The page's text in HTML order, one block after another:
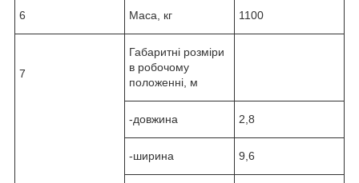
6 Маса, кг 1100
7
Габаритні розміри
в робочому
положенні, м
-довжина 2,8
-ширина 9,6